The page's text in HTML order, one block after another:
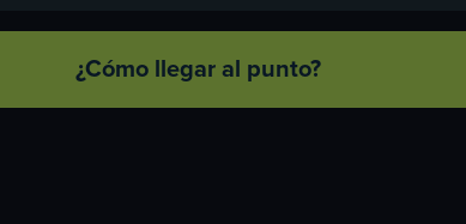
¿Cómo llegar al punto?